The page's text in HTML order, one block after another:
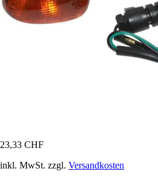
23,33 CHF
inkl. MwSt. zzgl. Versandkosten